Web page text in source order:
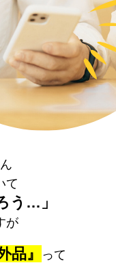
て
う…」
が
品』
って